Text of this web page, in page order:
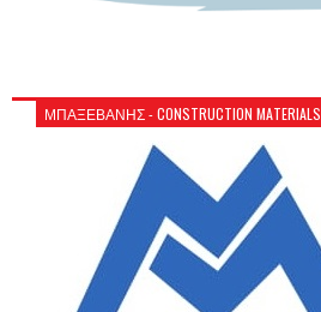
ΜΠΑΞΕΒΑΝΗΣ - CONSTRUCTION MATERIALS